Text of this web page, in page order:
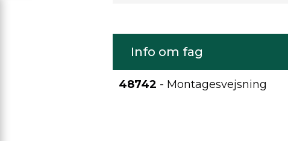
Info om fag
48742 - Montagesvejsning